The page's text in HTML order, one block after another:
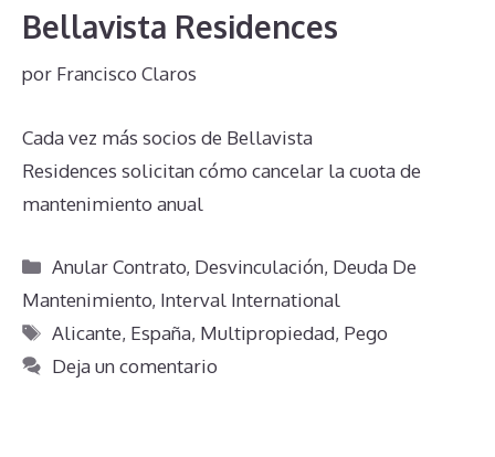
Bellavista Residences
por Francisco Claros
Cada vez más socios de Bellavista
Residences solicitan cómo cancelar la cuota de
mantenimiento anual
Categorías
Anular Contrato, Desvinculación, Deuda De
Mantenimiento, Interval International
Etiquetas
Alicante, España, Multipropiedad, Pego
Deja un comentario